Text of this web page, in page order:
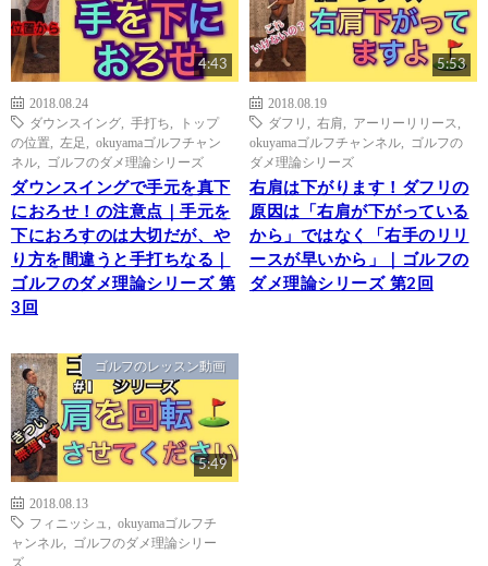
4:43
2018.08.24
ダウンスイング
手打ち
トップ
の位置
左足
okuyamaゴルフチャン
ネル
ゴルフのダメ理論シリーズ
ダウンスイングで手元を真下
におろせ！の注意点｜手元を
下におろすのは大切だが、や
り方を間違うと手打ちなる｜
ゴルフのダメ理論シリーズ 第
3回
5:53
2018.08.19
ダフリ
右肩 アーリーリリース
okuyamaゴルフチャンネル
ゴルフの
ダメ理論シリーズ
右肩は下がります！ダフリの
原因は「右肩が下がっている
から」ではなく「右手のリリ
ースが早いから」｜ゴルフの
ダメ理論シリーズ 第2回
ゴルフのレッスン動画
5:49
2018.08.13
フィニッシュ
okuyamaゴルフチ
ャンネル
ゴルフのダメ理論シリー
ズ